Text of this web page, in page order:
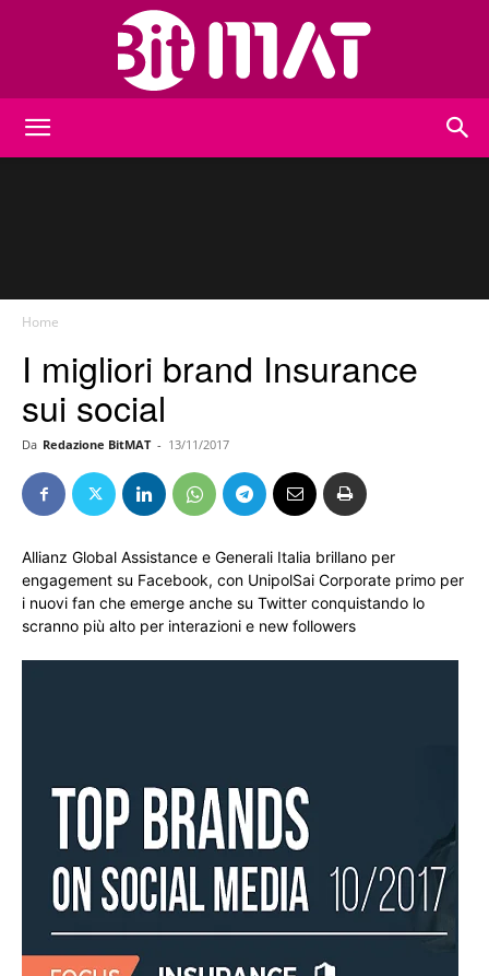
Home
I migliori brand Insurance
sui social
Da Redazione BitMAT - 13/11/2017
Allianz Global Assistance e Generali Italia brillano per
engagement su Facebook, con UnipolSai Corporate primo per
i nuovi fan che emerge anche su Twitter conquistando lo
scranno più alto per interazioni e new followers